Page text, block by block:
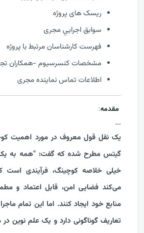
ریسک های پروژه
سوابق اجرايي مجری
فهرست كارشناسان مرتبط با پروژه
مشخصات كنسرسيوم -همكاران
اطلاعات تماس نماینده مجری
مقدمه:
...
یک نقل قول معروف در مورد اهمیت
گیتس مطرح شده که گفت: "همه به یک
خیلی خلاصه کوچینگ، فرآیندی است
می‌کند فضایی امن، قابل اعتماد و
منابع خود ایجاد کنند. اما این تمام
تعاریف گوناگونی دارد و یک علم نوین